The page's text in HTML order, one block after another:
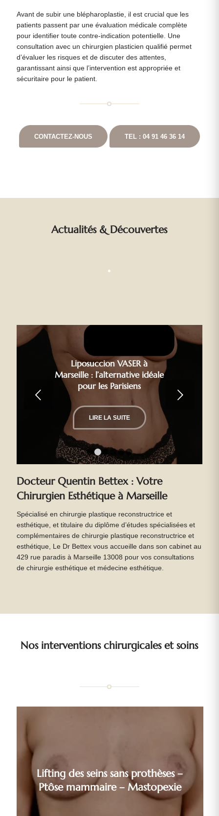
Avant de subir une blépharoplastie, il est crucial que les
patients passent par une évaluation médicale complète
pour identifier toute contre-indication potentielle. Une
consultation avec un chirurgien plasticien qualifié permet
d’évaluer les risques et de discuter des attentes,
garantissant ainsi que l’intervention est appropriée et
sécuritaire pour le patient.
CONTACTEZ-NOUS TEL : 04 91 46 36 14
Actualités & Découvertes
Liposuccion VASER à
Marseille : l’alternative idéale
pour les Parisiens
LIRE LA SUITE
Suivant
2 3 4 5
Docteur Quentin Bettex : Votre
Chirurgien Esthétique à Marseille
Spécialisé en chirurgie plastique reconstructrice et
esthétique, et titulaire du diplôme d’études spécialisées et
complémentaires de chirurgie plastique reconstructrice et
esthétique, Le Dr Bettex vous accueille dans son cabinet au
429 rue paradis à Marseille 13008 pour vos consultations
de chirurgie esthétique et médecine esthétique.
Nos interventions chirurgicales et soins
Lifting des seins sans prothèses –
Ptôse mammaire – Mastopexie